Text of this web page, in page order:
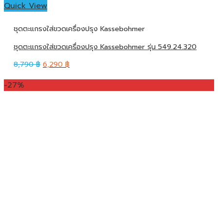
Quick View
ชุดตะแกรงใส่ขวดเครื่องปรุง Kassebohmer
ชุดตะแกรงใส่ขวดเครื่องปรุง Kassebohmer รุ่น 549.24.320
8,790฿ 6,290 ฿
-27%